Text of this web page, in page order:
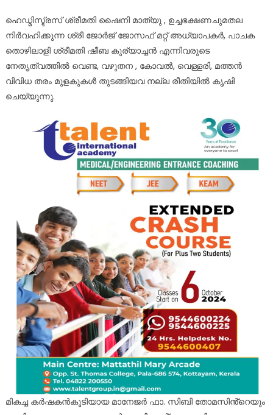
ഹെഡ്മിസ്ട്രസ് ശ്രീമതി ഷൈനി മാത്യു , ഉച്ചഭക്ഷണചുമതല
നിർവഹിക്കുന്ന ശ്രീ ജോർജ് ജോസഫ് മറ്റ് അധ്യാപകർ, പാചക
തൊഴിലാളി ശ്രീമതി ഷീബ കുര്യാച്ചൻ എന്നിവരുടെ
നേതൃത്വത്തിൽ വെണ്ട, വഴുതന , കോവൽ, വെള്ളരി, മത്തൻ
വിവിധ തരം മുളകുകൾ തുടങ്ങിയവ നല്ല രീതിയിൽ കൃഷി
ചെയ്യുന്നു.
മികച്ച കർഷകൻകൂടിയായ മാനേജർ ഫാ. സിബി തോമസിൻ്റെയും